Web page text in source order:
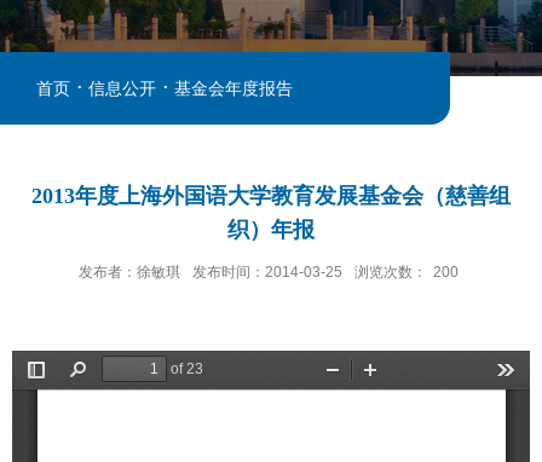
首页 . 信息公开 . 基金会年度报告
2013年度上海外国语大学教育发展基金会（慈善组
织）年报
发布者：徐敏琪 发布时间：2014-03-25 浏览次数： 200